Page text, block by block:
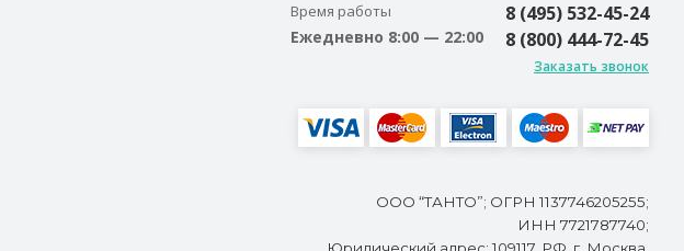
Время работы
Ежедневно 8:00 — 22:00
8 (495) 532-45-24
8 (800) 444-72-45
Заказать звонок
ООО “ТАНТО”; ОГРН 1137746205255;
ИНН 7721787740;